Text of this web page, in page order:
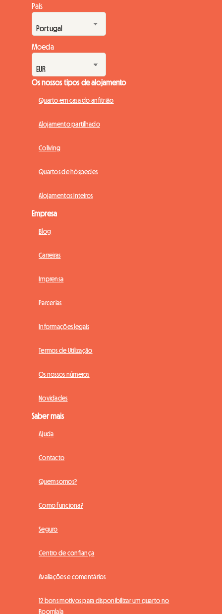
País
Moeda
Os nossos tipos de alojamento
Quarto em casa do anfitrião
Alojamento partilhado
Coliving
Quartos de hóspedes
Alojamentos inteiros
Empresa
Blog
Carreiras
Imprensa
Parcerias
Informações legais
Termos de Utilização
Os nossos números
Novidades
Saber mais
Ajuda
Contacto
Quem somos?
Como funciona?
Seguro
Centro de confiança
Avaliações e comentários
12 bons motivos para disponibilizar um quarto no
Roomlala